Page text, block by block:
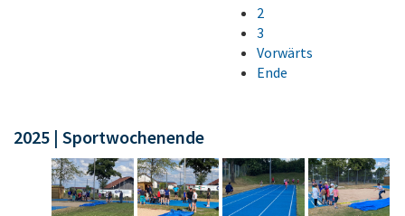
2
3
Vorwärts
Ende
2025 | Sportwochenende